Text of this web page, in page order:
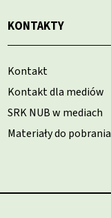
KONTAKTY
Kontakt
Kontakt dla mediów
SRK NUB w mediach
Materiały do pobrania